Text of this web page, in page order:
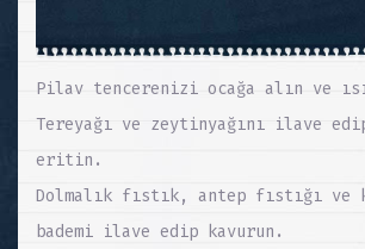
Pilav tencerenizi ocağa alın ve
Tereyağı ve zeytinyağını ilave
eritin.
Dolmalık fıstık, antep fıstığı ve
bademi ilave edip kavurun.